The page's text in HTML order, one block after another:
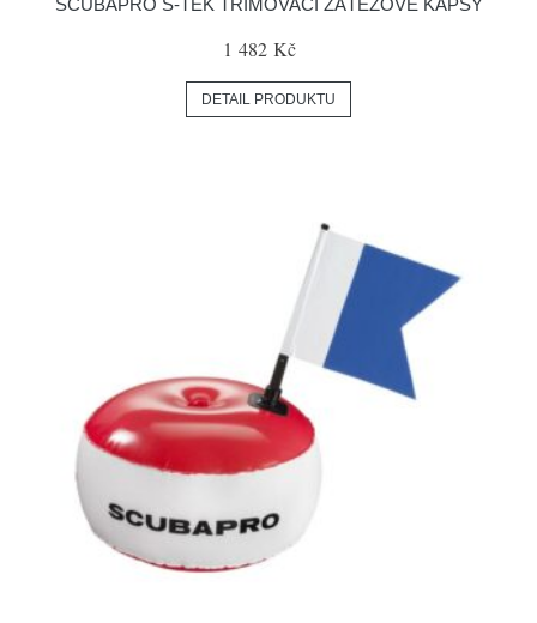
SCUBAPRO S-TEK TRIMOVACÍ ZÁTĚŽOVÉ KAPSY
1 482 Kč
DETAIL PRODUKTU